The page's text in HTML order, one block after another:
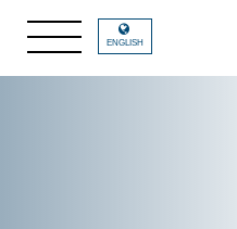
ENGLISH